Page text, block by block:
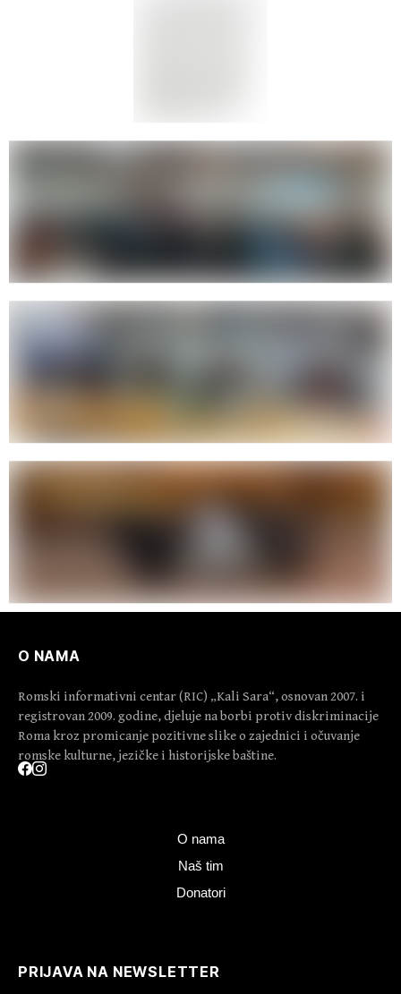
O NAMA
Romski informativni centar (RIC) „Kali Sara“, osnovan 2007. i
registrovan 2009. godine, djeluje na borbi protiv diskriminacije
Roma kroz promicanje pozitivne slike o zajednici i očuvanje
romske kulturne, jezičke i historijske baštine.
O nama
Naš tim
Donatori
PRIJAVA NA NEWSLETTER